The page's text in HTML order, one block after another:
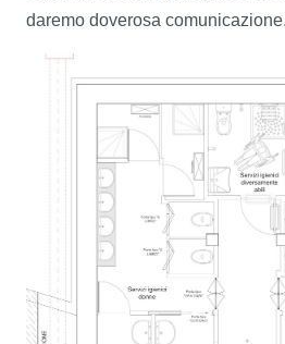
daremo doverosa comunicazione.